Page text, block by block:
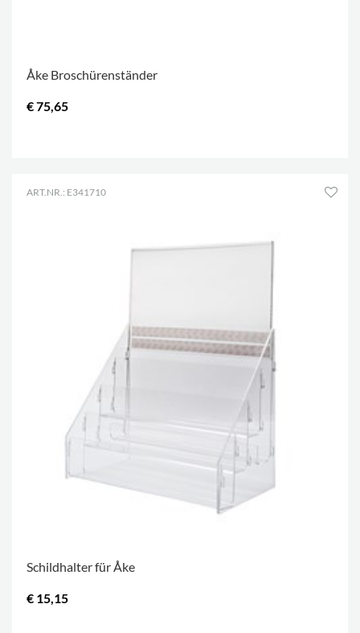
Åke Broschürenständer
€ 75,65
ART.NR.: E341710
Schildhalter für Åke
€ 15,15